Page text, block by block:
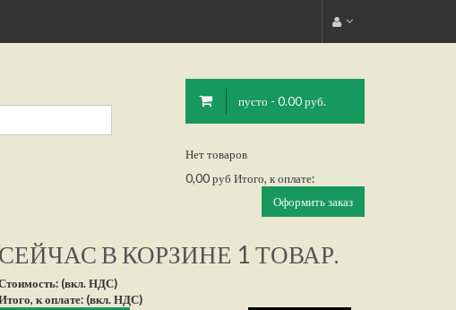
пусто - 0.00 руб.
Нет товаров
0,00 руб Итого, к оплате:
Оформить заказ
СЕЙЧАС В КОРЗИНЕ 1 ТОВАР.
(вкл. НДС)
к оплате: (вкл. НДС)